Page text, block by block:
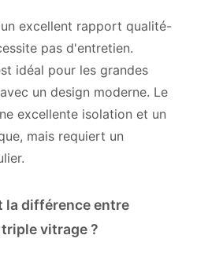
excellent rapport qualité-
pas d'entretien.
idéal pour les grandes
un design moderne. Le
excellente isolation et un
mais requiert un
la différence entre
vitrage ?